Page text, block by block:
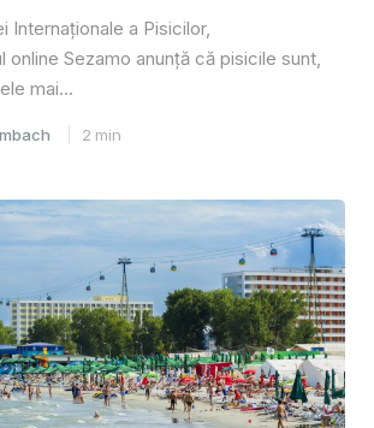
Internaționale a Pisicilor,
online Sezamo anunță că pisicile sunt,
mai...
2 min